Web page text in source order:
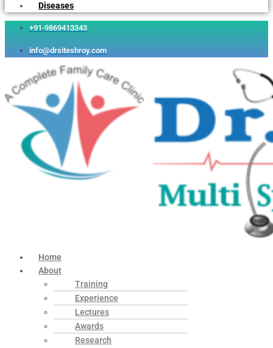
Diseases
+91-9869413343
info@drsiteshroy.com
Home
About
Training
Experience
Lectures
Awards
Research